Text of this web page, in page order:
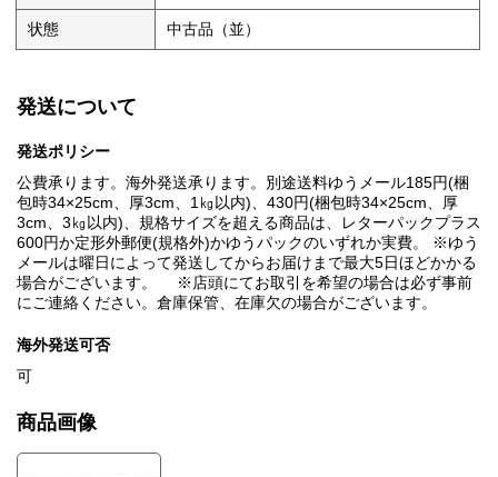
状態 中古品（並）
発送について
発送ポリシー
公費承ります。海外発送承ります。別途送料ゆうメール185円(梱
包時34×25cm、厚3cm、1㎏以内)、430円(梱包時34×25cm、厚
3cm、3㎏以内)、規格サイズを超える商品は、レターパックプラス
600円か定形外郵便(規格外)かゆうパックのいずれか実費。 ※ゆう
メールは曜日によって発送してからお届けまで最大5日ほどかかる
場合がございます。 ※店頭にてお取引を希望の場合は必ず事前
にご連絡ください。倉庫保管、在庫欠の場合がございます。
海外発送可否
可
商品画像